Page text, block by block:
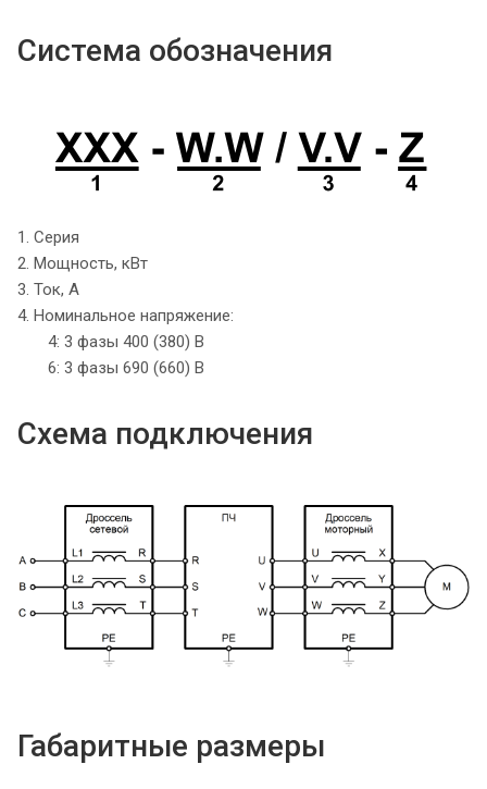
Система обозначения
1. Серия
2. Мощность, кВт
3. Ток, А
4. Номинальное напряжение:
4: 3 фазы 400 (380) В
6: 3 фазы 690 (660) В
Схема подключения
Габаритные размеры